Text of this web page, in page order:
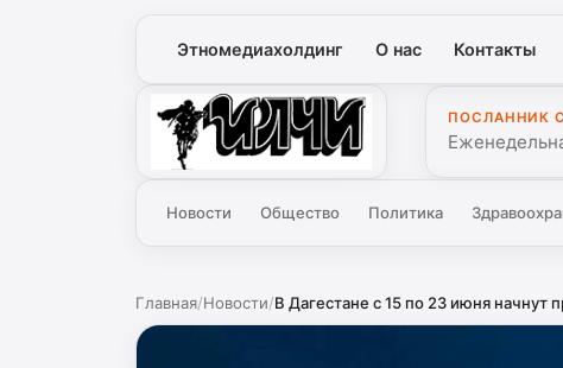
Этномедиахолдинг О нас Контакты
Илчи
ПОСЛАННИК
Новости Общество Политика
Главная/Новости/В Дагестане с 15 по 23 июня начнут